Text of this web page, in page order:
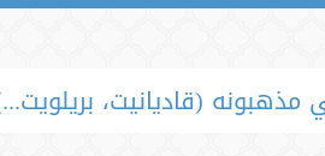
(قادیانیت،